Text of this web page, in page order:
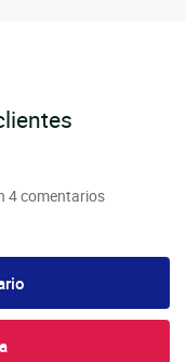
4 comentarios